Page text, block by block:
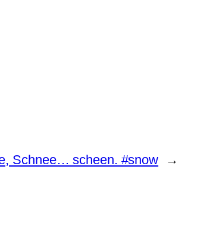
Schnee… scheen. #snow →